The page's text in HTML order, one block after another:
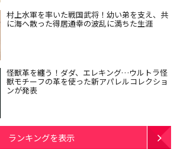
村上水軍を率いた戦国武将！幼い弟を支え、共
に海へ散った得居通幸の波乱に満ちた生涯
怪獣革を纏う！ダダ、エレキング…ウルトラ怪
獣モチーフの革を使った新アパレルコレクショ
ンが発表
ランキングを表示